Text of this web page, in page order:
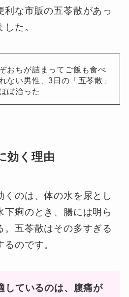
利な市販の五苓散があっ
た。
おちが詰まってご飯も食べ
ない男性、3日の「五苓散」
ぼ治った
効く理由
くのは、体の水を尿とし
下痢のとき、腸には明ら
。五苓散はその多すぎる
のです。
しているのは、腹痛が